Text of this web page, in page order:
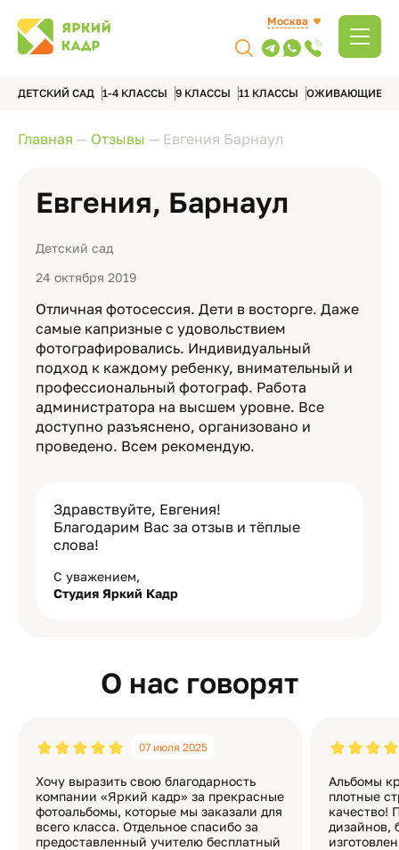
Москва
ДЕТСКИЙ САД 1-4 КЛАССЫ 9 КЛАССЫ 11 КЛАССЫ ОЖИВАЮЩИЕ
Главная — Отзывы — Евгения Барнаул
Евгения, Барнаул
Детский сад
24 октября 2019
Отличная фотосессия. Дети в восторге. Даже
самые капризные с удовольствием
фотографировались. Индивидуальный
подход к каждому ребенку, внимательный и
профессиональный фотограф. Работа
администратора на высшем уровне. Все
доступно разъяснено, организовано и
проведено. Всем рекомендую.
Здравствуйте, Евгения!
Благодарим Вас за отзыв и тёплые
слова!
С уважением,
Студия Яркий Кадр
О нас говорят
07 июля 2025
Хочу выразить свою благодарность
компании «Яркий кадр» за прекрасные
фотоальбомы, которые мы заказали для
всего класса. Отдельное спасибо за
предоставленный учителю бесплатный
Альбомы
плотные
качество!
дизайнов,